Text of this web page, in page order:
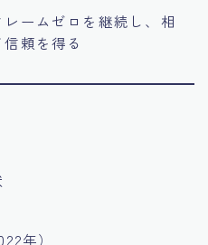
ームゼロを継続し、相
頼を得る
年）